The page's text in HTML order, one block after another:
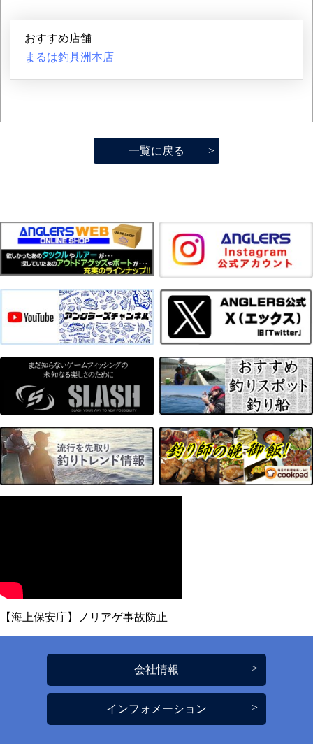
おすすめ店舗
まるは釣具洲本店
一覧に戻る
【海上保安庁】ノリアゲ事故防止
会社情報
インフォメーション